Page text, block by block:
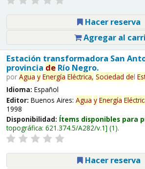
Hacer reserva
Agregar al
Estación transformadora San
provincia deRío Negro.
por Agua y Energía Eléctrica, Sociedad del
Idioma: Español
Editor: Buenos Aires: Agua y Energía
1998
Disponibilidad: Ítems disponibles para
topográfica: 621.374.5/A282/v.1 (1).
Hacer reserva